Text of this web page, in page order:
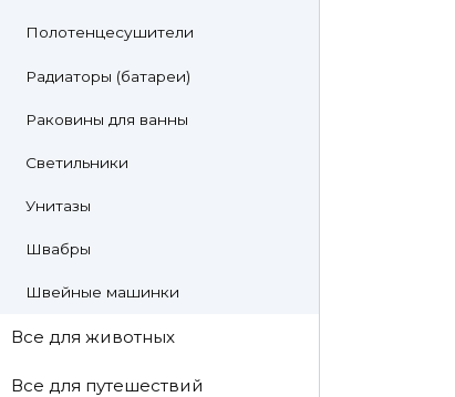
Полотенцесушители
Радиаторы (батареи)
Раковины для ванны
Светильники
Унитазы
Швабры
Швейные машинки
Все для животных
Все для путешествий